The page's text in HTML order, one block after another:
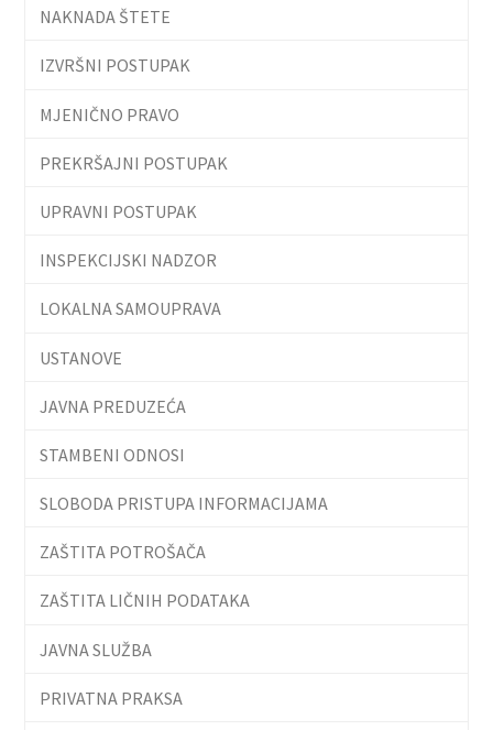
NAKNADA ŠTETE
IZVRŠNI POSTUPAK
MJENIČNO PRAVO
PREKRŠAJNI POSTUPAK
UPRAVNI POSTUPAK
INSPEKCIJSKI NADZOR
LOKALNA SAMOUPRAVA
USTANOVE
JAVNA PREDUZEĆA
STAMBENI ODNOSI
SLOBODA PRISTUPA INFORMACIJAMA
ZAŠTITA POTROŠAČA
ZAŠTITA LIČNIH PODATAKA
JAVNA SLUŽBA
PRIVATNA PRAKSA